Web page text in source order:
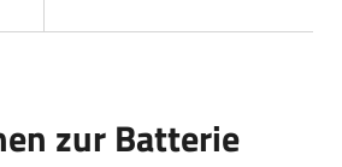
zur Batterie